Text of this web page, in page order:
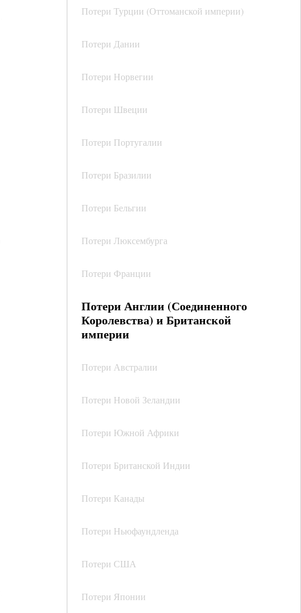
Потери Турции (Оттоманской империи)
Потери Дании
Потери Норвегии
Потери Швеции
Потери Португалии
Потери Бразилии
Потери Бельгии
Потери Люксембурга
Потери Франции
Потери Англии (Соединенного
Королевства) и Британской
империи
Потери Австралии
Потери Новой Зеландии
Потери Южной Африки
Потери Британской Индии
Потери Канады
Потери Ньюфаундленда
Потери США
Потери Японии